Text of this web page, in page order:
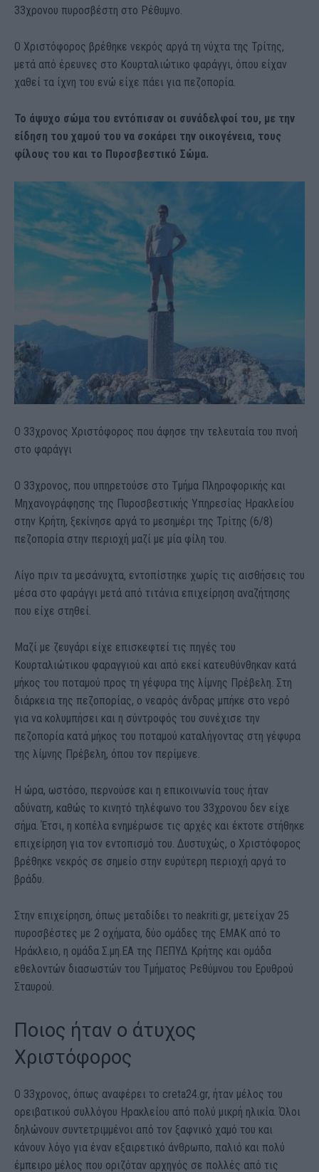
33χρονου πυροσβέστη στο Ρέθυμνο.
Ο Χριστόφορος βρέθηκε νεκρός αργά τη νύχτα της Τρίτης,
μετά από έρευνες στο Κουρταλιώτικο φαράγγι, όπου είχαν
χαθεί τα ίχνη του ενώ είχε πάει για πεζοπορία.
Το άψυχο σώμα του εντόπισαν οι συνάδελφοί του, με την
είδηση του χαμού του να σοκάρει την οικογένεια, τους
φίλους του και το Πυροσβεστικό Σώμα.
Ο 33χρονος Χριστόφορος που άφησε την τελευταία του πνοή
στο φαράγγι
Ο 33χρονος, που υπηρετούσε στο Τμήμα Πληροφορικής και
Μηχανογράφησης της Πυροσβεστικής Υπηρεσίας Ηρακλείου
στην Κρήτη, ξεκίνησε αργά το μεσημέρι της Τρίτης (6/8)
πεζοπορία στην περιοχή μαζί με μία φίλη του.
Λίγο πριν τα μεσάνυχτα, εντοπίστηκε χωρίς τις αισθήσεις του
μέσα στο φαράγγι μετά από τιτάνια επιχείρηση αναζήτησης
που είχε στηθεί.
Μαζί με ζευγάρι είχε επισκεφτεί τις πηγές του
Κουρταλιώτικου φαραγγιού και από εκεί κατευθύνθηκαν κατά
μήκος του ποταμού προς τη γέφυρα της λίμνης Πρέβελη. Στη
διάρκεια της πεζοπορίας, ο νεαρός άνδρας μπήκε στο νερό
για να κολυμπήσει και η σύντροφός του συνέχισε την
πεζοπορία κατά μήκος του ποταμού καταλήγοντας στη γέφυρα
της λίμνης Πρέβελη, όπου τον περίμενε.
Η ώρα, ωστόσο, περνούσε και η επικοινωνία τους ήταν
αδύνατη, καθώς το κινητό τηλέφωνο του 33χρονου δεν είχε
σήμα. Έτσι, η κοπέλα ενημέρωσε τις αρχές και έκτοτε στήθηκε
επιχείρηση για τον εντοπισμό του. Δυστυχώς, ο Χριστόφορος
βρέθηκε νεκρός σε σημείο στην ευρύτερη περιοχή αργά το
βράδυ.
Στην επιχείρηση, όπως μεταδίδει το neakriti.gr, μετείχαν 25
πυροσβέστες με 2 οχήματα, δύο ομάδες της ΕΜΑΚ από το
Ηράκλειο, η ομάδα Σ.μη.ΕΑ της ΠΕΠΥΔ Κρήτης και ομάδα
εθελοντών διασωστών του Τμήματος Ρεθύμνου του Ερυθρού
Σταυρού.
Ποιος ήταν ο άτυχος
Χριστόφορος
Ο 33χρονος, όπως αναφέρει το creta24.gr, ήταν μέλος του
ορειβατικού συλλόγου Ηρακλείου από πολύ μικρή ηλικία. Όλοι
δηλώνουν συντετριμμένοι από τον ξαφνικό χαμό του και
κάνουν λόγο για έναν εξαιρετικό άνθρωπο, παλιό και πολύ
έμπειρο μέλος που οριζόταν αρχηγός σε πολλές από τις